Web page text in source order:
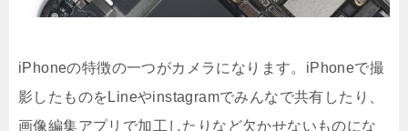
iPhoneの特徴の一つがカメラになります。iPhoneで撮
影したものをLineやinstagramでみんなで共有したり、
画像編集アプリで加工したりなど欠かせないものにな